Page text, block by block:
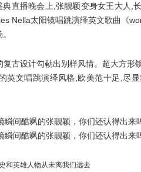
播晚会上,张靓颖变身女王大人,
Nella太阳镜唱跳演绎英文歌曲《
设计勾勒出别样风情。超大方形
英文唱跳演绎风格,欧美范十足,尽
史和英雄人物从未离我们远去